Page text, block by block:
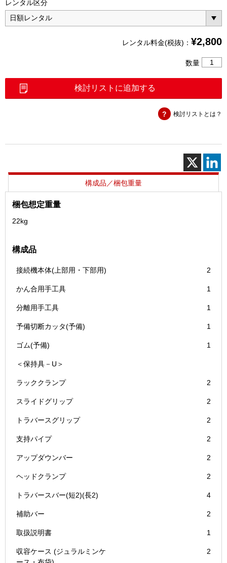
レンタル区分
レンタル料金(税抜)： ¥2,800
数量
PAT
機
検討リストに追加する
検討リストとは？
構成品／梱包重量
梱包想定重量
22kg
構成品
接続機本体(上部用・下部用) 2
かん合用手工具 1
分離用手工具 1
予備切断カッタ(予備) 1
ゴム(予備) 1
＜保持具－U＞
ラッククランプ 2
スライドグリップ 2
トラバースグリップ 2
支持パイプ 2
アップダウンバー 2
ヘッドクランプ 2
トラバースバー(短2)(長2) 4
補助バー 2
取扱説明書 1
収容ケース (ジュラルミンケ
2